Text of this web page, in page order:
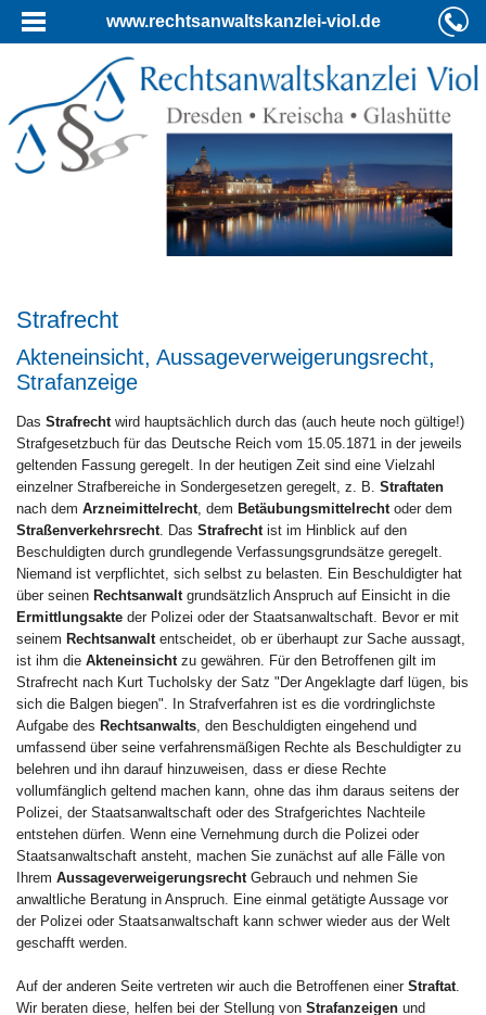
www.rechtsanwaltskanzlei-viol.de
Strafrecht
Akteneinsicht, Aussageverweigerungsrecht,
Strafanzeige
Das Strafrecht wird hauptsächlich durch das (auch heute noch gültige!)
Strafgesetzbuch für das Deutsche Reich vom 15.05.1871 in der jeweils
geltenden Fassung geregelt. In der heutigen Zeit sind eine Vielzahl
einzelner Strafbereiche in Sondergesetzen geregelt, z. B. Straftaten
nach dem Arzneimittelrecht , dem Betäubungsmittelrecht oder dem
Straßenverkehrsrecht . Das Strafrecht ist im Hinblick auf den
Beschuldigten durch grundlegende Verfassungsgrundsätze geregelt.
Niemand ist verpflichtet, sich selbst zu belasten. Ein Beschuldigter hat
über seinen Rechtsanwalt grundsätzlich Anspruch auf Einsicht in die
Ermittlungsakte der Polizei oder der Staatsanwaltschaft. Bevor er mit
seinem Rechtsanwalt entscheidet, ob er überhaupt zur Sache aussagt,
ist ihm die Akteneinsicht zu gewähren. Für den Betroffenen gilt im
Strafrecht nach Kurt Tucholsky der Satz "Der Angeklagte darf lügen, bis
sich die Balgen biegen". In Strafverfahren ist es die vordringlichste
Aufgabe des Rechtsanwalts , den Beschuldigten eingehend und
umfassend über seine verfahrensmäßigen Rechte als Beschuldigter zu
belehren und ihn darauf hinzuweisen, dass er diese Rechte
vollumfänglich geltend machen kann, ohne das ihm daraus seitens der
Polizei, der Staatsanwaltschaft oder des Strafgerichtes Nachteile
entstehen dürfen. Wenn eine Vernehmung durch die Polizei oder
Staatsanwaltschaft ansteht, machen Sie zunächst auf alle Fälle von
Ihrem Aussageverweigerungsrecht Gebrauch und nehmen Sie
anwaltliche Beratung in Anspruch. Eine einmal getätigte Aussage vor
der Polizei oder Staatsanwaltschaft kann schwer wieder aus der Welt
geschafft werden.
Auf der anderen Seite vertreten wir auch die Betroffenen einer Straftat
Wir beraten diese, helfen bei der Stellung von Strafanzeigen und